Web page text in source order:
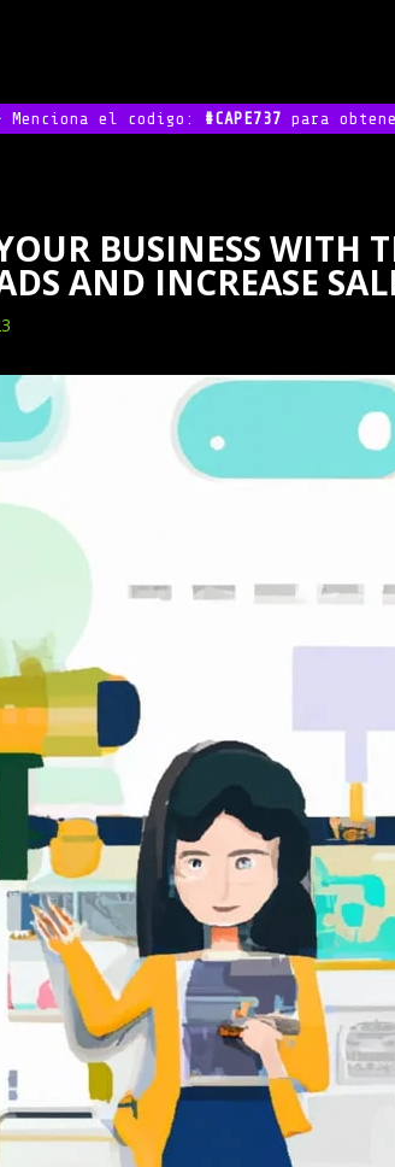
Menciona el codigo: #CAPE737 para
BUSINESS WITH
AND INCREASE